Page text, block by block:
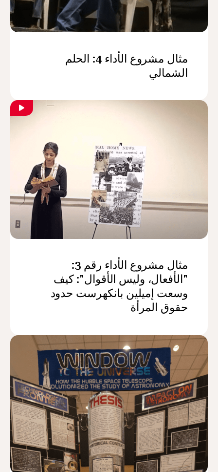
مثال مشروع الأداء 4: الحلم
الشمالي
مثال مشروع الأداء رقم 3:
"الأفعال، وليس الأقوال": كيف
وسعت إميلين بانكهرست حدود
حقوق المرأة